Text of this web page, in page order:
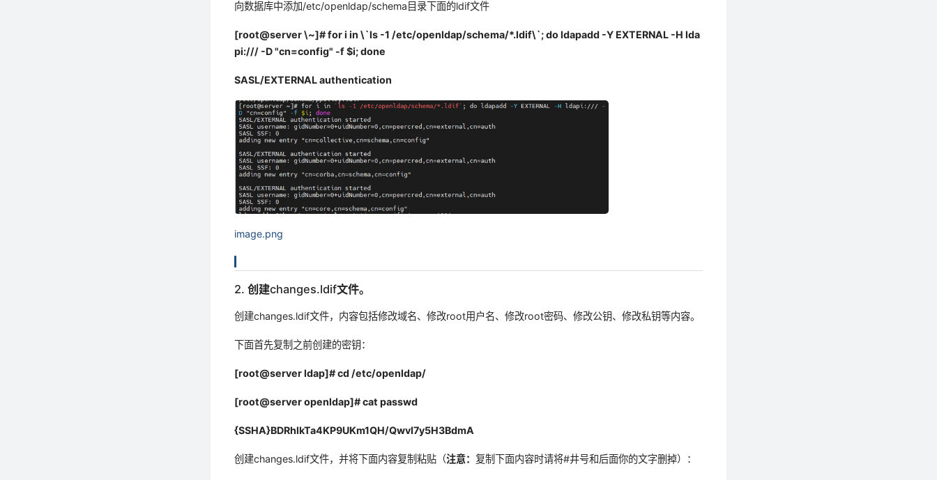
向数据库中添加/etc/openldap/schema目录下面的ldif文件
[root@server \~]# for i in \`ls -1 /etc/openldap/schema/*.ldif\`; do ldapadd -Y EXTERNAL -H lda
pi:/// -D "cn=config" -f $i; done
SASL/EXTERNAL authentication
image.png
2. 创建changes.ldif文件。
创建changes.ldif文件，内容包括修改域名、修改root用户名、修改root密码、修改公钥、修改私钥等内容。
下面首先复制之前创建的密钥：
[root@server ldap]# cd /etc/openldap/
[root@server openldap]# cat passwd
{SSHA}BDRhlkTa4KP9UKm1QH/QwvI7y5H3BdmA
创建changes.ldif文件，并将下面内容复制粘贴（注意：复制下面内容时请将#井号和后面你的文字删掉）：